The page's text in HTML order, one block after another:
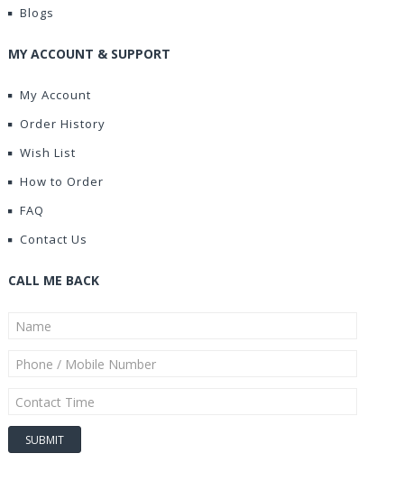
Blogs
MY ACCOUNT & SUPPORT
My Account
Order History
Wish List
How to Order
FAQ
Contact Us
CALL ME BACK